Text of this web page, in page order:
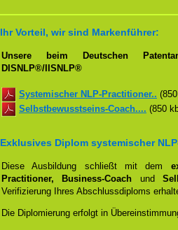
Ihr Vorteil, wir sind Markenführer:
Unsere beim Deutschen
DISNLP®/IISNLP®
Systemischer NLP-Practitioner..
Selbstbewusstseins-Coach.... (850
Exklusives Diplom systemischer
Diese Ausbildung schließt mit dem
Practitioner, Business-Coach und
Verifizierung Ihres Abschlussdiploms
Die Diplomierung erfolgt in